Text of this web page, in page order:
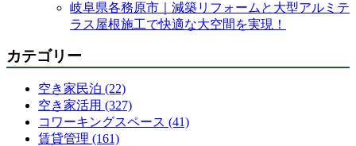
岐阜県各務原市｜減築リフォームと大型アルミテ
ラス屋根施工で快適な大空間を実現！
カテゴリー
空き家民泊 (22)
空き家活用 (327)
コワーキングスペース (41)
賃貸管理 (161)